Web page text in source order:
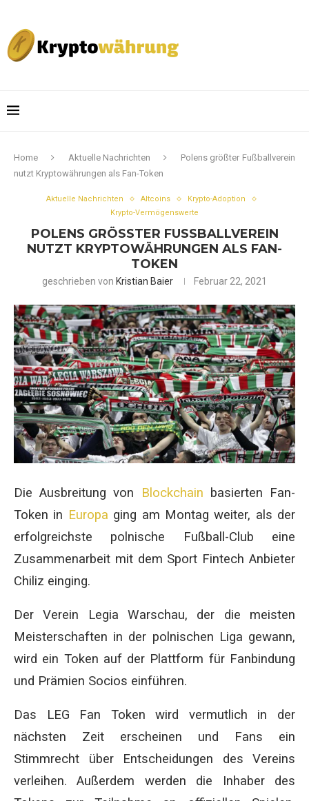
Home Aktuelle Nachrichten
Polens größter Fußballverein
nutzt Kryptowährungen als Fan-Token
Aktuelle Nachrichten Altcoins
Krypto-Adoption
Krypto-Vermögenswerte
POLENS GRÖSSTER FUSSBALLVEREIN NU
TZT KRYPTOWÄHRUNGEN ALS FAN-TO
KEN
geschrieben von Kristian Baier Februar 22, 2021
Die Ausbreitung von Blockchain basierten Fan-
Token in Europa ging am Montag weiter, als der
erfolgreichste polnische Fußball-Club eine
Zusammenarbeit mit dem Sport Fintech Anbieter
Chiliz einging.
Der Verein Legia Warschau, der die meisten
Meisterschaften in der polnischen Liga gewann,
wird ein Token auf der Plattform für Fanbindung
und Prämien Socios einführen.
Das LEG Fan Token wird vermutlich in der
nächsten Zeit erscheinen und Fans ein
Stimmrecht über Entscheidungen des Vereins
verleihen. Außerdem werden die Inhaber des